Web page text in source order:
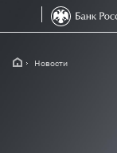
Новости